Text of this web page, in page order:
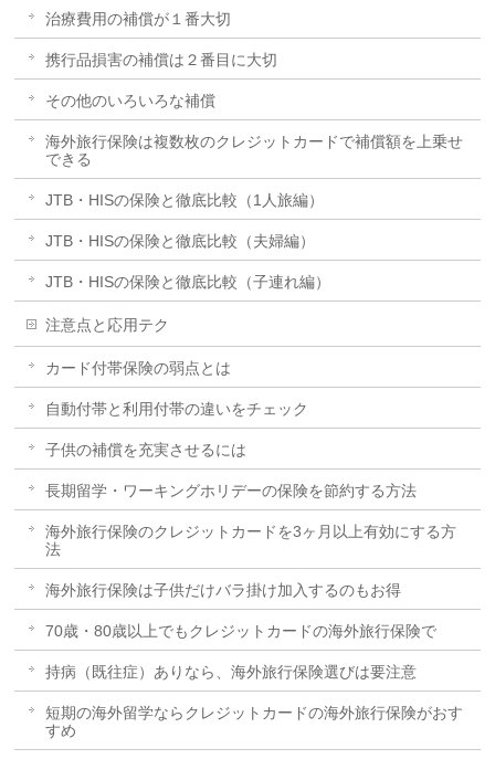
治療費用の補償が１番大切
携行品損害の補償は２番目に大切
その他のいろいろな補償
海外旅行保険は複数枚のクレジットカードで補償額を上乗せ
できる
JTB・HISの保険と徹底比較（1人旅編）
JTB・HISの保険と徹底比較（夫婦編）
JTB・HISの保険と徹底比較（子連れ編）
注意点と応用テク
カード付帯保険の弱点とは
自動付帯と利用付帯の違いをチェック
子供の補償を充実させるには
長期留学・ワーキングホリデーの保険を節約する方法
海外旅行保険のクレジットカードを3ヶ月以上有効にする方
法
海外旅行保険は子供だけバラ掛け加入するのもお得
70歳・80歳以上でもクレジットカードの海外旅行保険で
持病（既往症）ありなら、海外旅行保険選びは要注意
短期の海外留学ならクレジットカードの海外旅行保険がおす
すめ